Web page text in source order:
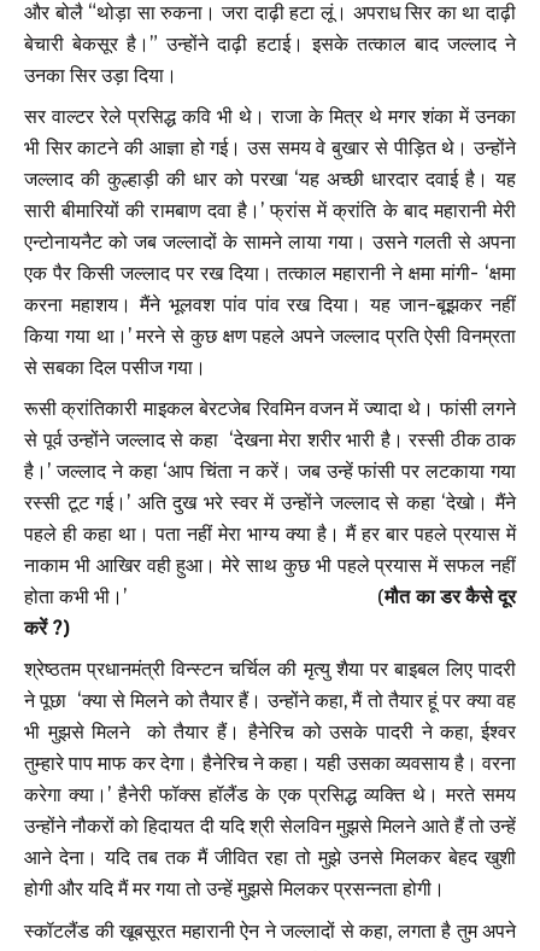
और बोलै “थोड़ा सा रुकना। जरा दाढ़ी हटा लूं। अपराध सिर का था दाढ़ी
बेचारी बेकसूर है।” उन्होंने दाढ़ी हटाई। इसके तत्काल बाद जल्लाद ने
उनका सिर उड़ा दिया।
सर वाल्टर रेले प्रसिद्ध कवि भी थे। राजा के मित्र थे मगर शंका में उनका
भी सिर काटने की आज्ञा हो गई। उस समय वे बुखार से पीड़ित थे। उन्होंने
जल्लाद की कुल्हाड़ी की धार को परखा ‘यह अच्छी धारदार दवाई है। यह
सारी बीमारियों की रामबाण दवा है।’ फ्रांस में क्रांति के बाद महारानी मेरी
एन्टोनायनैट को जब जल्लादों के सामने लाया गया। उसने गलती से अपना
एक पैर किसी जल्लाद पर रख दिया। तत्काल महारानी ने क्षमा मांगी- ‘क्षमा
करना महाशय। मैंने भूलवश पांव पांव रख दिया। यह जान-बूझकर नहीं
किया गया था।’ मरने से कुछ क्षण पहले अपने जल्लाद प्रति ऐसी विनम्रता
से सबका दिल पसीज गया।
रूसी क्रांतिकारी माइकल बेरटजेब रिवमिन वजन में ज्यादा थे। फांसी लगने
से पूर्व उन्होंने जल्लाद से कहा ‘देखना मेरा शरीर भारी है। रस्सी ठीक ठाक
है।’ जल्लाद ने कहा ‘आप चिंता न करें। जब उन्हें फांसी पर लटकाया गया
रस्सी टूट गई।’ अति दुख भरे स्वर में उन्होंने जल्लाद से कहा ‘देखो। मैंने
पहले ही कहा था। पता नहीं मेरा भाग्य क्या है। मैं हर बार पहले प्रयास में
नाकाम भी आखिर वही हुआ। मेरे साथ कुछ भी पहले प्रयास में सफल नहीं
होता कभी भी।’ (मौत का डर कैसे दूर
करें ?)
श्रेष्ठतम प्रधानमंत्री विन्स्टन चर्चिल की मृत्यु शैया पर बाइबल लिए पादरी
ने पूछा ‘क्या से मिलने को तैयार हैं। उन्होंने कहा, मैं तो तैयार हूं पर क्या वह
भी मुझसे मिलने को तैयार हैं। हैनेरिच को उसके पादरी ने कहा, ईश्वर
तुम्हारे पाप माफ कर देगा। हैनेरिच ने कहा। यही उसका व्यवसाय है। वरना
करेगा क्या।’ हैनेरी फॉक्स हॉलैंड के एक प्रसिद्ध व्यक्ति थे। मरते समय
उन्होंने नौकरों को हिदायत दी यदि श्री सेलविन मुझसे मिलने आते हैं तो उन्हें
आने देना। यदि तब तक मैं जीवित रहा तो मुझे उनसे मिलकर बेहद खुशी
होगी और यदि मैं मर गया तो उन्हें मुझसे मिलकर प्रसन्नता होगी।
स्कॉटलैंड की खूबसूरत महारानी ऐन ने जल्लादों से कहा, लगता है तुम अपने